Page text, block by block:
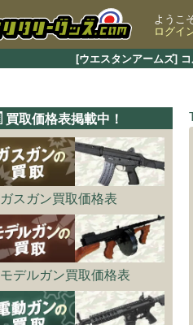
[ウエスタンアームズ]
ようこ
ログイ
買取価格表掲載中！
ガスガン買取価格表
モデルガン買取価格表